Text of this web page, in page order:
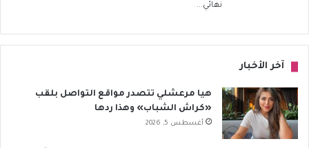
نهائي...
آخر الأخبار
هيا مرعشلي تتصدر مواقع التواصل بلقب
«كراش الشباب» وهذا ردها
أغسطس 5, 2026